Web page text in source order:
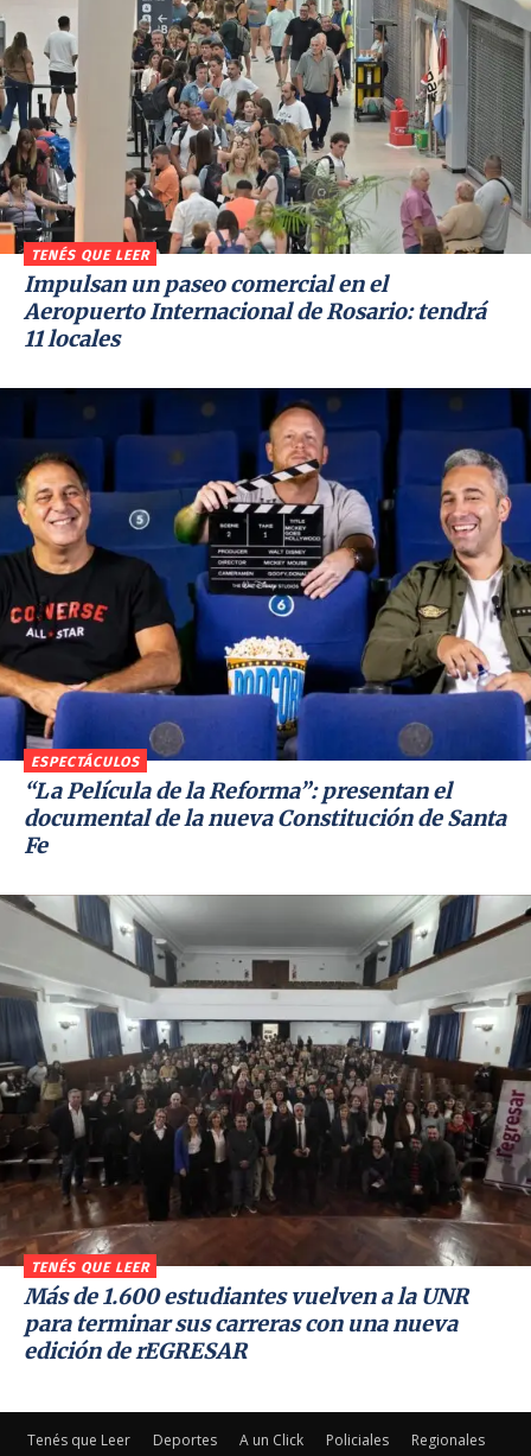
TENÉS QUE LEER
Impulsan un paseo comercial en el
Aeropuerto Internacional de Rosario: tendrá
11 locales
ESPECTÁCULOS
“La Película de la Reforma”: presentan el
documental de la nueva Constitución de Santa
Fe
TENÉS QUE LEER
Más de 1.600 estudiantes vuelven a la UNR
para terminar sus carreras con una nueva
edición de rEGRESAR
Tenés que Leer Deportes A un Click Policiales
Regionales